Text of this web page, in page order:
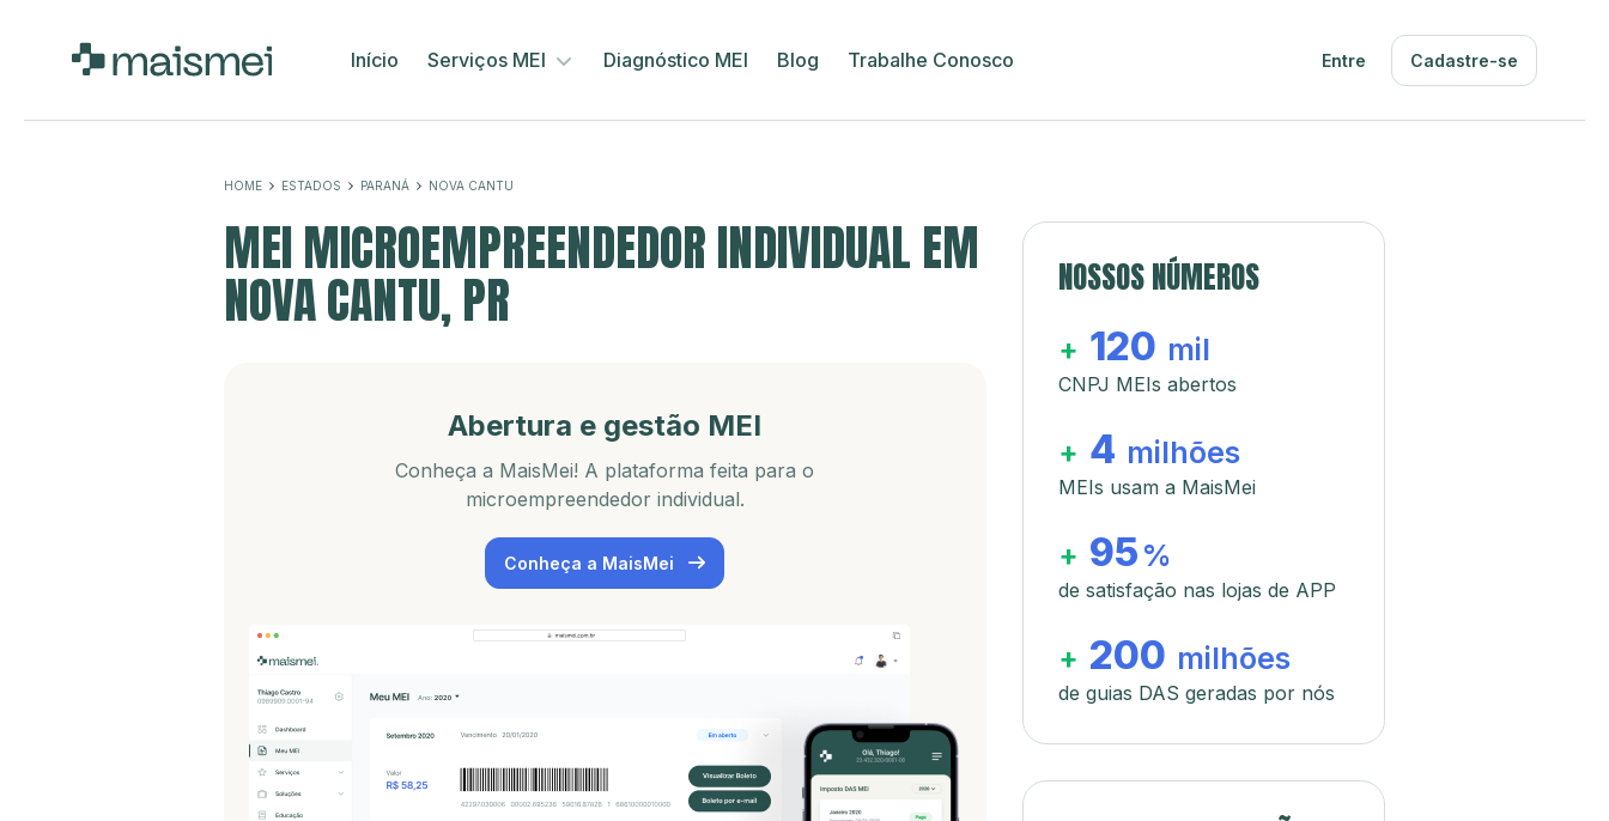
Início Serviços MEI Diagnóstico MEI Blog Trabalhe Conosco Entre Cadastre-se
HOME ESTADOS PARANÁ NOVA CANTU
MEI MICROEMPREENDEDOR INDIVIDUAL EM
NOVA CANTU, PR
Abertura e gestão MEI
Conheça a MaisMei! A plataforma feita para o
microempreendedor individual.
Conheça a MaisMei
NOSSOS NÚMEROS
+ 120 mil
CNPJ MEIs abertos
+ 4 milhões
MEIs usam a MaisMei
+ 95 %
de satisfação nas lojas de APP
+ 200 milhões
de guias DAS geradas por nós